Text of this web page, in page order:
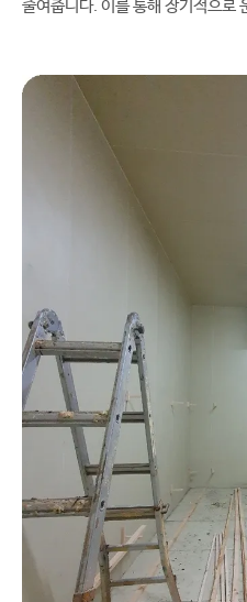
줄여줍니다. 이를 통해 장기적으로